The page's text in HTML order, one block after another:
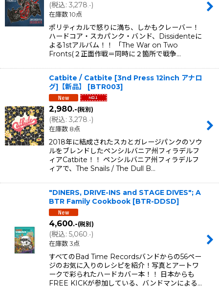
(税込: 3,278.-)
在庫数 10点
ポリティカルで怒りに満ち、しかもクレーバー！
ハードコア・スカパンク・バンド、Dissidenteに
よる1stアルバム！！ 「The War on Two
Fronts(２正面作戦＝同時に２箇所で戦争…
Catbite / Catbite [3nd Press 12inch アナロ
グ]【新品】
[BTR003]
2,980.-(税別)
(税込: 3,278.-)
在庫数 8点
2018年に結成されたスカとガレージパンクのソウ
ルをブレンドしたペンシルバニア州フィラデルフ
ィアCatbite！！ ペンシルバニア州フィラデルフ
ィアで、The Snails / The Dull B…
"DINERS, DRIVE-INS and STAGE DIVES"; A
BTR Family Cookbook [BTR-DDSD]
4,600.-(税別)
(税込: 5,060 .-)
在庫数 3点
すべてのBad Time Recordsバンドからの56ペー
ジのお気に入りのレシピを紹介！写真とアートワ
ークで彩られたハードカバー本！！ 日本からも
FREE KICKが参加している、バンドマンによる…